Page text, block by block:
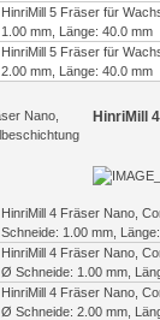
HinriMill 5 Fräser für
1.00 mm, Länge: 40.0 mm
HinriMill 5 Fräser für
2.00 mm, Länge: 40.0 mm
HinriMill
HinriMill 4 Fräser Nano,
Schneide: 1.00 mm,
HinriMill 4 Fräser Nano,
Ø Schneide: 1.00 mm,
HinriMill 4 Fräser Nano,
Ø Schneide: 2.00 mm,